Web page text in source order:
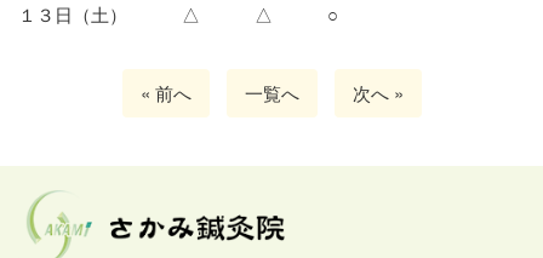
１３日（土） △ △ ○
« 前へ 一覧へ 次へ »